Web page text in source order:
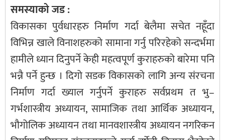
समस्याको जड :
विकासका पुर्वधारहरु निर्माण गर्दा बेलैमा सचेत नहूँदा
विभिन्न खाले विनाशहरुको सामाना गर्नु परिरहेको सन्दर्भमा
हामीले ध्यान दिनुपर्ने केही महत्वपूर्ण कुराहरुको बारेमा पनि
भन्नै पर्ने हुन्छ । दिगो सडक विकासको लागि अन्य संरचना
निर्माण गर्दा ख्याल गर्नुपर्ने कुराहरु सर्वप्रथम त भु–
गर्भशास्त्रीय अध्यायन, सामाजिक तथा आर्थिक अध्यायन,
भौगोलिक अध्यायन तथा मानवशास्त्रीय अध्यायन नगरिकन